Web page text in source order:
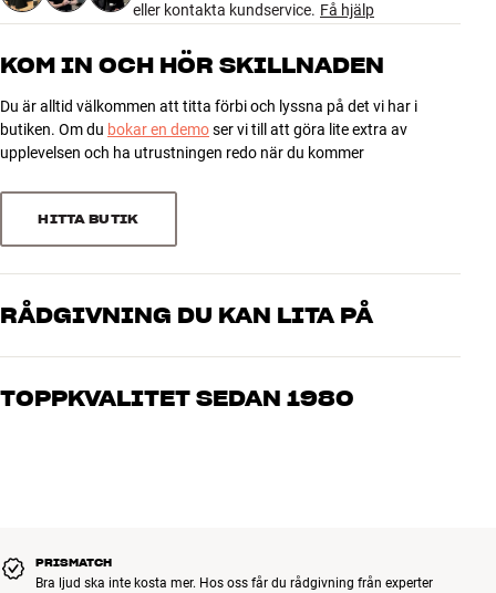
NYHETER
ERBJUDANDEN
Hitta Butik
Kundtjänst
Bygg med ljud
Företag
eller kontakta kundservice. Få hjälp
KOM IN OCH HÖR SKILLNADEN
Du är alltid välkommen att titta förbi och lyssna på det vi har i
butiken. Om du bokar en demoser vi till att göra lite extra av
upplevelsen och ha utrustningen redo när du kommer
HITTA BUTIK
RÅDGIVNING DU KAN LITA PÅ
Våra medarbetare är riktiga entusiaster som kan produkterna och
vad du drömmer om, så hjälper vi dig att hitta den lösning som
TOPPKVALITET SEDAN 1980
PRISMATCH
Bra ljud ska inte kosta mer. Hos oss får du rådgivning från experter